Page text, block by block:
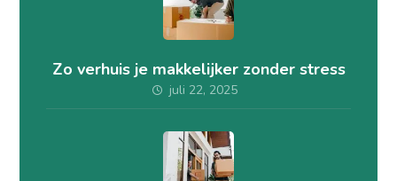
Zo verhuis je makkelijker zonder stress
juli 22, 2025